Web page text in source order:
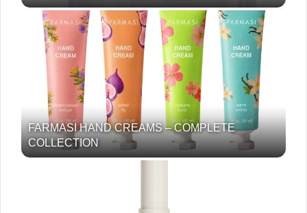
FARMASI HAND CREAMS – COMPLETE
COLLECTION